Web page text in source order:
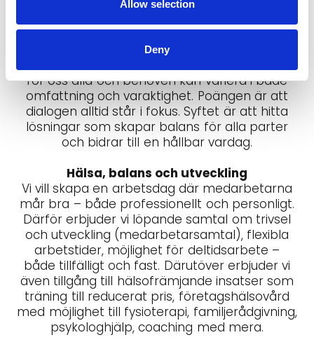
Allow selection
Deny
förberedelser inför pensionen
Karriärförändringar eller till exempel
utstationeringar inom familjen
för oss alla och behoven kan variera i både
omfattning och varaktighet. Poängen är att
dialogen alltid står i fokus. Syftet är att hitta
lösningar som skapar balans för alla parter
och bidrar till en hållbar vardag.
Hälsa, balans och utveckling
Vi vill skapa en arbetsdag där medarbetarna
mår bra – både professionellt och personligt.
Därför erbjuder vi löpande samtal om trivsel
och utveckling (medarbetarsamtal), flexibla
arbetstider, möjlighet för deltidsarbete –
både tillfälligt och fast. Därutöver erbjuder vi
även tillgång till hälsofrämjande insatser som
träning till reducerat pris, företagshälsovård
med möjlighet till fysioterapi, familjerådgivning,
psykologhjälp, coaching med mera.